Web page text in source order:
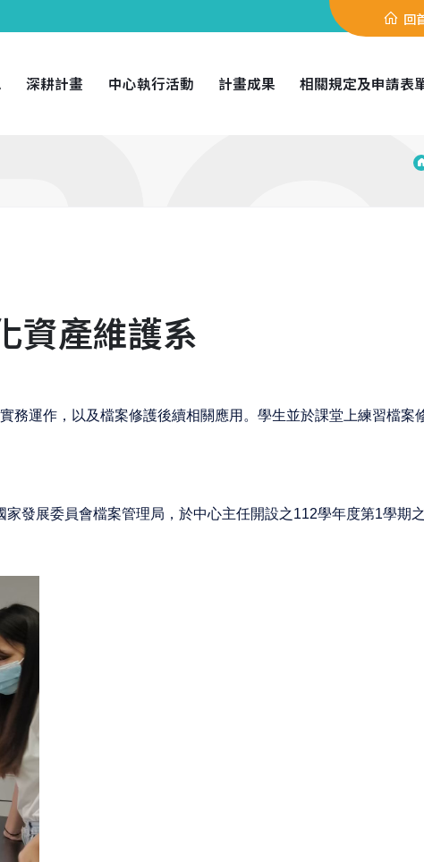
回
深耕計畫 中心執行活動 計畫成果 相關規定及申請表
資產維護系
務運作，以及檔案修護後續相關應用。學生並於課堂上練習檔案
發展委員會檔案管理局，於中心主任開設之112學年度第1學期之